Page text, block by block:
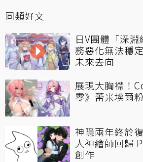
同類好文
日V團體「深
務惡化無法穩
未來去向
展現大胸襟！
零》蕾米埃爾
神隱兩年終於
人神繪師回歸
創作